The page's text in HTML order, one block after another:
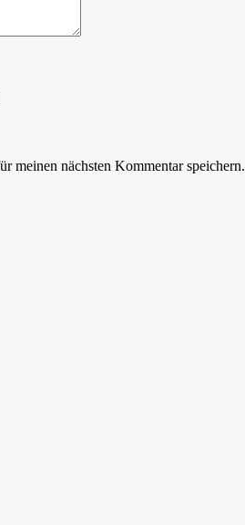
meinen nächsten Kommentar speichern.